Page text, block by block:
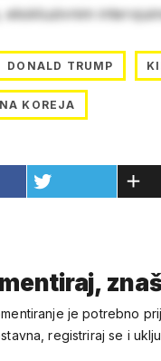
ekskluzivnim
DONALD TRUMP
KOREJA
je potrebno
registriraj se i